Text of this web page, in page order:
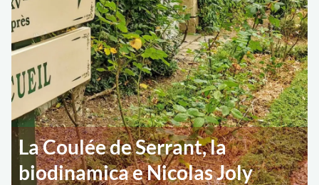
La Coulée de Serrant, la
biodinamica e Nicolas Joly